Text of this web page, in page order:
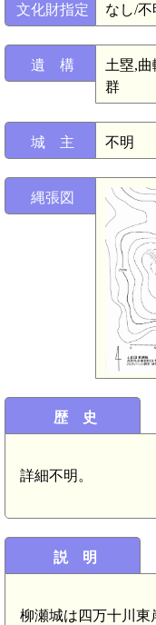
文化財指定 なし/不
遺 構
土塁,
群
城 主 不明
縄張図
歴 史
詳細不明。
説 明
柳瀬城は四万十川東